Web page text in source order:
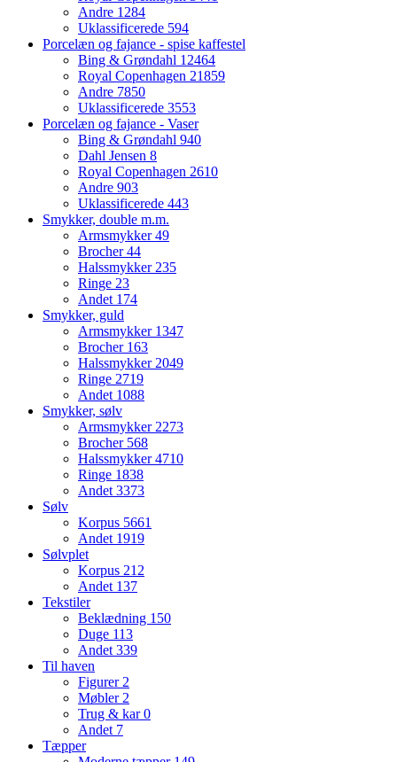
Andre 1284
Uklassificerede 594
Porcelæn og fajance - spise kaffestel
Bing & Grøndahl 12464
Royal Copenhagen 21859
Andre 7850
Uklassificerede 3553
Porcelæn og fajance - Vaser
Bing & Grøndahl 940
Dahl Jensen 8
Royal Copenhagen 2610
Andre 903
Uklassificerede 443
Smykker, double m.m.
Armsmykker49
Brocher44
Halssmykker 235
Ringe 23
Andet 174
Smykker, guld
Armsmykker 1347
Brocher 163
Halssmykker 2049
Ringe 2719
Andet 1088
Smykker, sølv
Armsmykker 2273
Brocher 568
Halssmykker4710
Ringe 1838
Andet 3373
Sølv
Korpus 5661
Andet 1919
Sølvplet
Korpus 212
Andet 137
Tekstiler
Beklædning 150
Duge 113
Andet 339
Til haven
Figurer 2
Møbler 2
Trug & kar0
Andet 7
Tæpper